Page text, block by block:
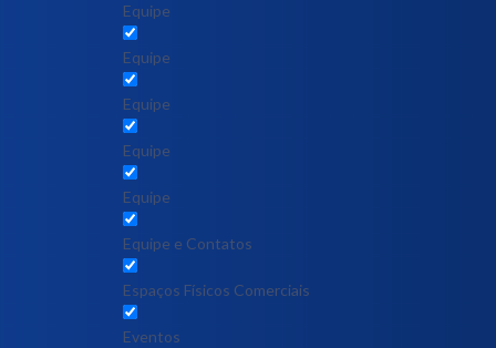
Equipe
Equipe
Equipe
Equipe
Equipe
Equipe e Contatos
Espaços Físicos Comerciais
Eventos